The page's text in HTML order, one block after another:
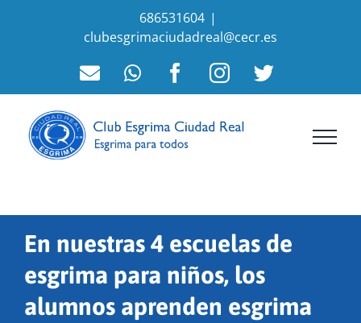
686531604 |
clubesgrimaciudadreal@cecr.es
Correo
electrónico
WhatsAppFacebookInstagram
Twitter
En nuestras 4 escuelas de
esgrima para niños, los
alumnos aprenden esgrima